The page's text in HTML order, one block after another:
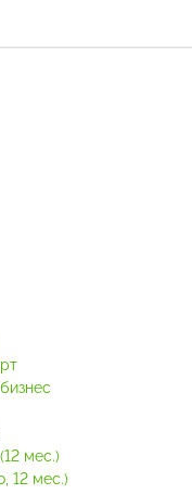
мес.)
12 мес.)